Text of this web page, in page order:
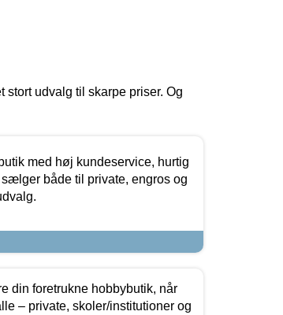
stort udvalg til skarpe priser. Og
med høj kundeservice, hurtig
både til private, engros og
din foretrukne hobbybutik, når
– private, skoler/institutioner og